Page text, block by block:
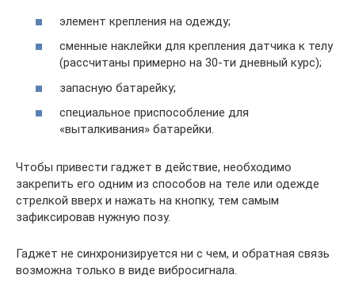
элемент крепления на одежду;
сменные наклейки для крепления датчика к телу
(рассчитаны примерно на 30-ти дневный курс);
запасную батарейку;
специальное приспособление для
«выталкивания» батарейки.
Чтобы привести гаджет в действие, необходимо
закрепить его одним из способов на теле или одежде
стрелкой вверх и нажать на кнопку, тем самым
зафиксировав нужную позу.
Гаджет не синхронизируется ни с чем, и обратная связь
возможна только в виде вибросигнала.